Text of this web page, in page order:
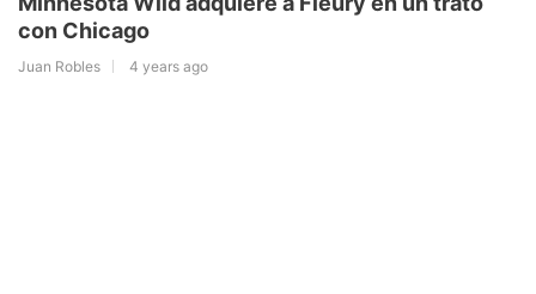
con Chicago
Juan Robles 4 years ago